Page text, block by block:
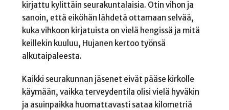
kirjattu kylittäin seurakuntalaisia. Otin vihon ja
sanoin, että eiköhän lähdetä ottamaan selvää,
kuka vihkoon kirjatuista on vielä hengissä ja mitä
keillekin kuuluu, Hujanen kertoo työnsä
alkutaipaleesta.
Kaikki seurakunnan jäsenet eivät pääse kirkolle
käymään, vaikka terveydentila olisi vielä hyväkin
ja asuinpaikka huomattavasti sataa kilometriä